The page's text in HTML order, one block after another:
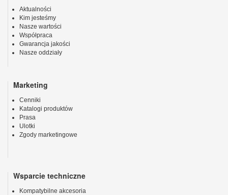
Aktualności
Kim jesteśmy
Nasze wartości
Współpraca
Gwarancja jakości
Nasze oddziały
Marketing
Cenniki
Katalogi produktów
Prasa
Ulotki
Zgody marketingowe
Wsparcie techniczne
Kompatybilne akcesoria